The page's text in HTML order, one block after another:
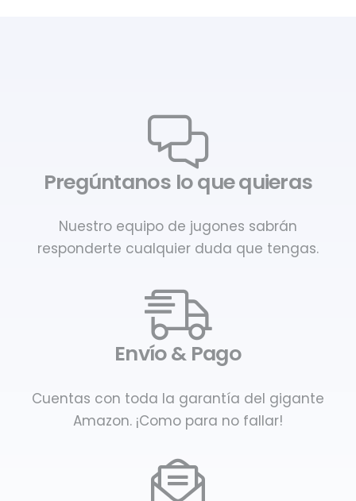
Pregúntanos lo que quieras
Nuestro equipo de jugones sabrán
responderte cualquier duda que tengas.
Envío & Pago
Cuentas con toda la garantía del gigante
Amazon. ¡Como para no fallar!